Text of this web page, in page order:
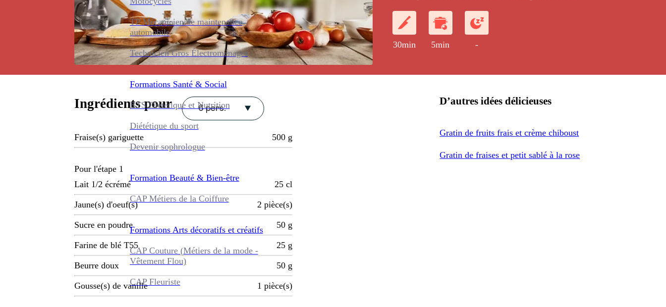
TP Mécanicien de maintenance
automobile
Technicien Gros Électroménager
Formations Santé & Social
BTS Diététique et Nutrition
Diététique du sport
Devenir sophrologue
Formation Beauté & Bien-être
CAP Métiers de la Coiffure
Formations Arts décoratifs et créatifs
CAP Couture (Métiers de la mode -
Vêtement Flou)
CAP Fleuriste
30min 5min -
Ingrédients pour 6 pers.
Fraise(s) gariguette 500 g
Pour l'étape 1
Lait 1/2 écrémé
25 cl
Jaune(s) d'oeuf(s) 2 pièce(s)
Sucre en poudre 50 g
Farine de blé T55 25 g
Beurre doux 50 g
Gousse(s) de vanille 1 pièce(s)
D’autres idées délicieuses
Gratin de fruits frais et crème chiboust
Gratin de fraises et petit sablé à la rose